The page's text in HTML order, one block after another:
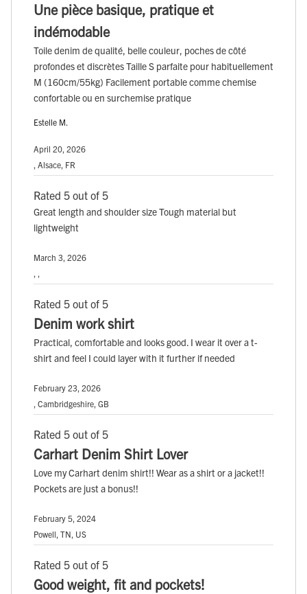
Une pièce basique, pratique et
indémodable
Toile denim de qualité, belle couleur, poches de côté
profondes et discrètes Taille S parfaite pour habituellement
M (160cm/55kg) Facilement portable comme chemise
confortable ou en surchemise pratique
Estelle M.
April 20, 2026
, Alsace, FR
Rated 5 out of 5
Great length and shoulder size Tough material but
lightweight
March 3, 2026
, ,
Rated 5 out of 5
Denim work shirt
Practical, comfortable and looks good. I wear it over a t-
shirt and feel I could layer with it further if needed
February 23, 2026
, Cambridgeshire, GB
Rated 5 out of 5
Carhart Denim Shirt Lover
Love my Carhart denim shirt!! Wear as a shirt or a jacket!!
Pockets are just a bonus!!
February 5, 2024
Powell, TN, US
Rated 5 out of 5
Good weight, fit and pockets!